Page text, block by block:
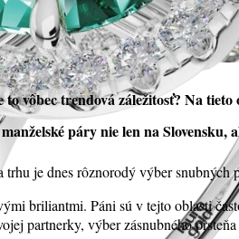
vôbec trendová záležitosť? Na tieto
páry nie len na Slovensku,
je dnes rôznorodý výber
briliantmi. Páni sú v tejto oblasti
partnerky, výber zásnubného